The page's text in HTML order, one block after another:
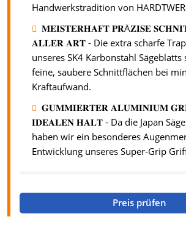
Handwerkstradition von
𝐌𝐄𝐈𝐒𝐓𝐄𝐑𝐇𝐀𝐅𝐓 𝐏𝐑Ä𝐙𝐈𝐒𝐄
𝐀𝐋𝐋𝐄𝐑 𝐀𝐑𝐓 - Die extra scharfe
unseres SK4 Karbonstahl
feine, saubere Schnittflächen bei
Kraftaufwand.
𝐆𝐔𝐌𝐌𝐈𝐄𝐑𝐓𝐄𝐑 𝐀𝐋𝐔𝐌𝐈𝐍𝐈𝐔𝐌
𝐈𝐃𝐄𝐀𝐋𝐄𝐍 𝐇𝐀𝐋𝐓 - Da die Japan
haben wir ein besonderes
Entwicklung unseres Super-Grip
Preis prüfen